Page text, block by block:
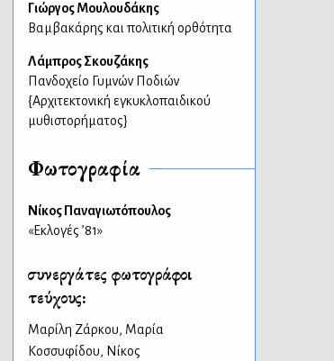
Γιώργος Μουλουδάκης
Βαμβακάρης και πολιτική ορθότητα
Λάμπρος Σκουζάκης
Πανδοχείο Γυμνών Ποδιών
{Αρχιτεκτονική εγκυκλοπαιδικού
μυθιστορήματος}
Φωτογραφία
Νίκος Παναγιωτόπουλος
«Εκλογές ’81»
συνεργάτες φωτογράφοι
τεύχους:
Μαρίλη Ζάρκου, Μαρία
Κοσσυφίδου, Νίκος